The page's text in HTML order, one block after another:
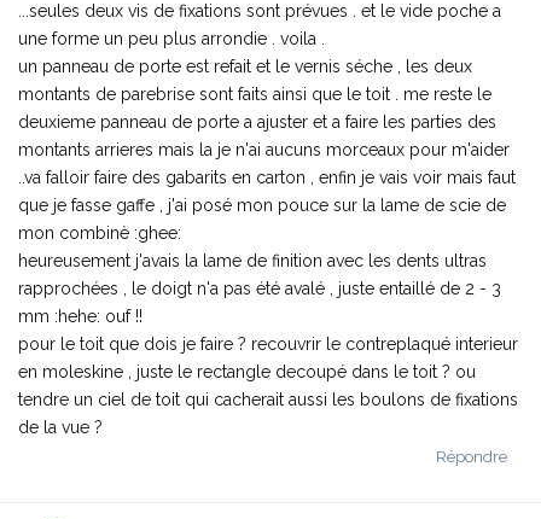
...seules deux vis de fixations sont prévues . et le vide poche a
une forme un peu plus arrondie . voila .
un panneau de porte est refait et le vernis séche , les deux
montants de parebrise sont faits ainsi que le toit . me reste le
deuxieme panneau de porte a ajuster et a faire les parties des
montants arrieres mais la je n'ai aucuns morceaux pour m'aider
..va falloir faire des gabarits en carton , enfin je vais voir mais faut
que je fasse gaffe , j'ai posé mon pouce sur la lame de scie de
mon combinè :ghee:
heureusement j'avais la lame de finition avec les dents ultras
rapprochées , le doigt n'a pas été avalé , juste entaillé de 2 - 3
mm :hehe: ouf !!
pour le toit que dois je faire ? recouvrir le contreplaqué interieur
en moleskine , juste le rectangle decoupé dans le toit ? ou
tendre un ciel de toit qui cacherait aussi les boulons de fixations
de la vue ?
Répondre